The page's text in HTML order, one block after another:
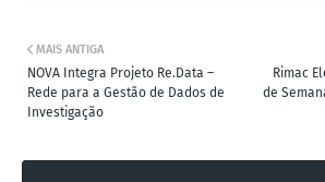
Rimac
de
MAIS ANTIGA
NOVA Integra Projeto Re.Data –
Rede para a Gestão de Dados de
Investigação